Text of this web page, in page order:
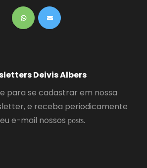
Deivis Albers
para se cadastrar em nossa
e receba periodicamente
e-mail nossos posts.